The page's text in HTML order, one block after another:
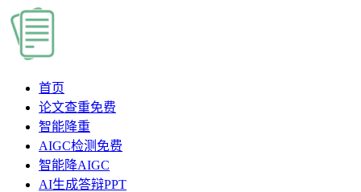
首页
论文查重免费
智能降重
AIGC检测 免费
智能降AIGC
AI生成答辩PPT